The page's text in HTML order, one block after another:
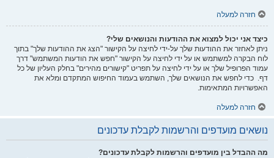
חזרה למעלה
כיצד אני יכול למצוא את ההודעות והנושאים שלי?
ניתן לאחזר את ההודעות שלך על-ידי לחיצה על הקישור "הצג את ההודעות שלך" בתוך
לוח הבקרה למשתמש או על ידי לחיצה על הקישור "חפש את הודעות המשתמש" דרך
עמוד הפרופיל שלך או על ידי לחיצה על תפריט "קישורים מהירים" בחלק העליון של כל
דף. כדי לחפש את הנושאים שלך, השתמש בעמוד החיפוש המתקדם ומלא את
האפשרויות המתאימות.
חזרה למעלה
נושאים מועדפים והרשמות לקבלת עדכונים
מה ההבדל בין מועדפים והרשמות לקבלת עדכונים?